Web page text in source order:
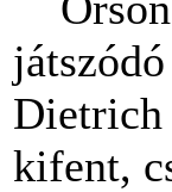
Dietrich
kifent,